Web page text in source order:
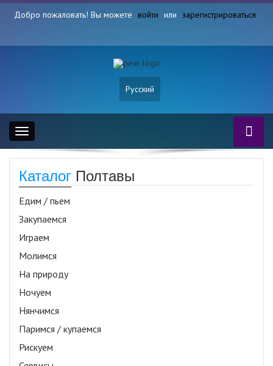
Добро пожаловать! Вы можете войти или зарегистрироваться
Русский
Toggle
navigation
Каталог Полтавы
Едим / пьем
Закупаемся
Играем
Молимся
На природу
Ночуем
Нянчимся
Паримся / купаемся
Рискуем